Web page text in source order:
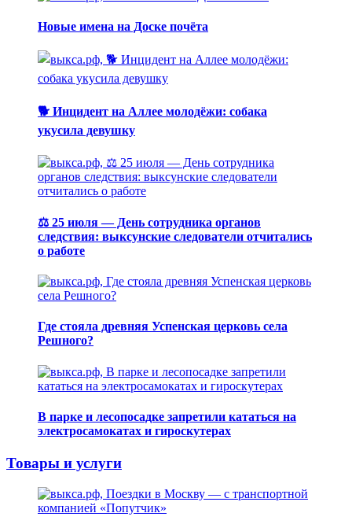
Новые имена на Доске почёта
🐕 Инцидент на Аллее молодёжи: собака
укусила девушку
⚖️ 25 июля — День сотрудника органов
следствия: выксунские следователи отчитались
о работе
Где стояла древняя Успенская церковь села
Решного?
В парке и лесопосадке запретили кататься на
электросамокатах и гироскутерах
Товары и услуги